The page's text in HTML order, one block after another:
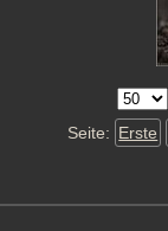
Seite: Erste